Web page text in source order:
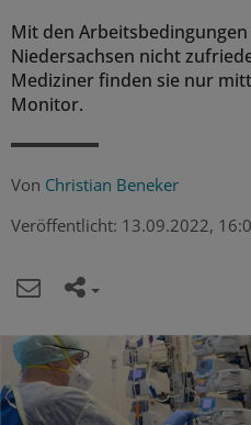
Mit den
Niedersachsen nicht
Mediziner finden sie nur
Monitor.
Von Christian Beneker
Veröffentlicht: 13.09.2022,